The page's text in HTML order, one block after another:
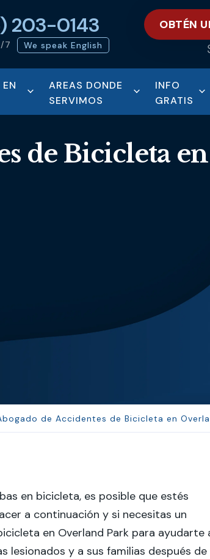
203-0143
7 We speak English
OBTÉN
AREAS DONDE
SERVIMOS
INFO
GRATIS
de Bicicleta en
de Accidentes de Bicicleta en
en bicicleta, es posible que estés
a continuación y si necesitas un
en Overland Park para ayudarte
lesionados y a sus familias después de